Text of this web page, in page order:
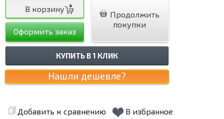
Оформить заказ
Продолжить
покупки
КУПИТЬ В 1 КЛИК
Добавить к сравнению
В избранное